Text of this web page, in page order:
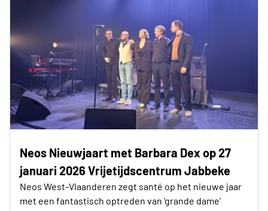
Neos Nieuwjaart met Barbara Dex op 27
januari 2026 Vrijetijdscentrum Jabbeke
Neos West-Vlaanderen zegt santé op het nieuwe jaar
met een fantastisch optreden van 'grande dame'